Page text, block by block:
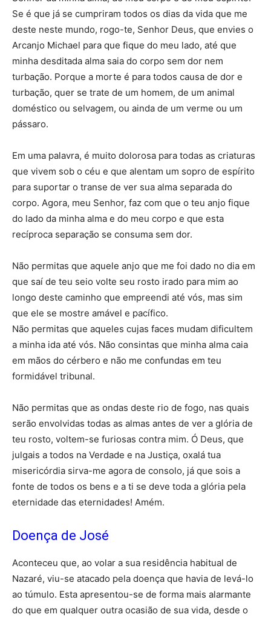
Se é que já se cumpriram todos os dias da vida que me
deste neste mundo, rogo-te, Senhor Deus, que envies o
Arcanjo Michael para que fique do meu lado, até que
minha desditada alma saia do corpo sem dor nem
turbação. Porque a morte é para todos causa de dor e
turbação, quer se trate de um homem, de um animal
doméstico ou selvagem, ou ainda de um verme ou um
pássaro.
Em uma palavra, é muito dolorosa para todas as criaturas
que vivem sob o céu e que alentam um sopro de espírito
para suportar o transe de ver sua alma separada do
corpo. Agora, meu Senhor, faz com que o teu anjo fique
do lado da minha alma e do meu corpo e que esta
recíproca separação se consuma sem dor.
Não permitas que aquele anjo que me foi dado no dia em
que saí de teu seio volte seu rosto irado para mim ao
longo deste caminho que empreendi até vós, mas sim
que ele se mostre amável e pacífico.
Não permitas que aqueles cujas faces mudam dificultem
a minha ida até vós. Não consintas que minha alma caia
em mãos do cérbero e não me confundas em teu
formidável tribunal.
Não permitas que as ondas deste rio de fogo, nas quais
serão envolvidas todas as almas antes de ver a glória de
teu rosto, voltem-se furiosas contra mim. Ó Deus, que
julgais a todos na Verdade e na Justiça, oxalá tua
misericórdia sirva-me agora de consolo, já que sois a
fonte de todos os bens e a ti se deve toda a glória pela
eternidade das eternidades! Amém.
Doença de José
Aconteceu que, ao volar a sua residência habitual de
Nazaré, viu-se atacado pela doença que havia de levá-lo
ao túmulo. Esta apresentou-se de forma mais alarmante
do que em qualquer outra ocasião de sua vida, desde o